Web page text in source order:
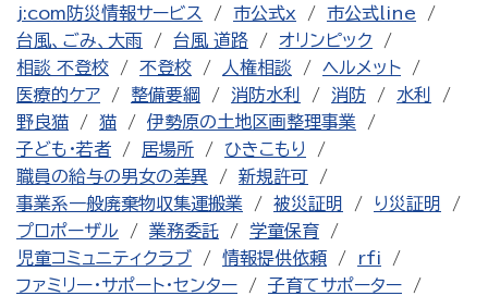
j:com防災情報サービス
市公式x
市公式line
台風、ごみ、大雨
台風 道路
オリンピック
相談 不登校
不登校 人権相談
ヘルメット
医療的ケア
整備要綱 消防水利 消防
水利
野良猫
猫
伊勢原の土地区画整理事業
子ども・若者
居場所
ひきこもり
職員の給与の男女の差異
新規許可
事業系一般廃棄物収集運搬業
被災証明
り災証明
プロポーザル
業務委託
学童保育
児童コミュニティクラブ
情報提供依頼
rfi
ファミリー・サポート・センター
子育てサポーター